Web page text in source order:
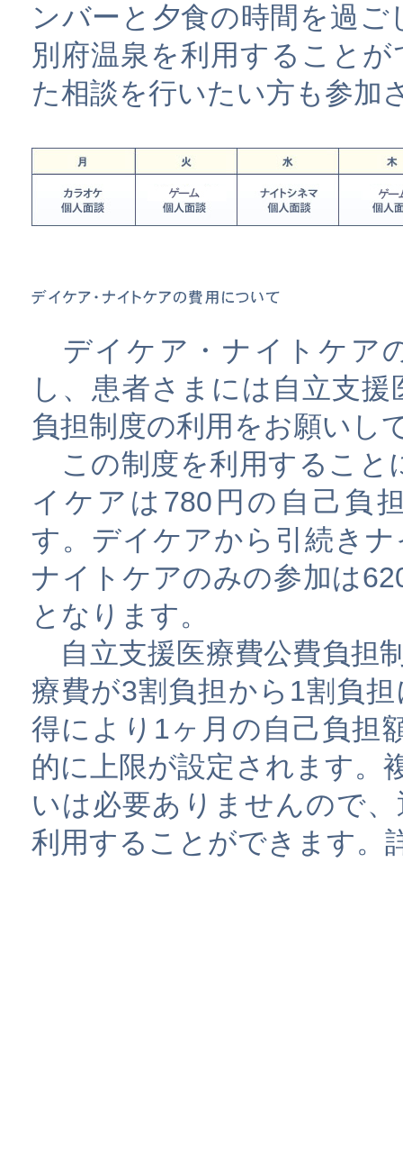
ンバーと夕食の時間を過ご
別府温泉を利用すること
た相談を行いたい方も参加
デイケア・ナイトケア
し、患者さまには自立支援
負担制度の利用をお願いし
この制度を利用すること
イケアは780円の自己負
す。デイケアから引続き
ナイトケアのみの参加は
となります。
自立支援医療費公費負担
療費が3割負担から1割負
得により1ヶ月の自己負担
的に上限が設定されます。
いは必要ありませんので
利用することができます。